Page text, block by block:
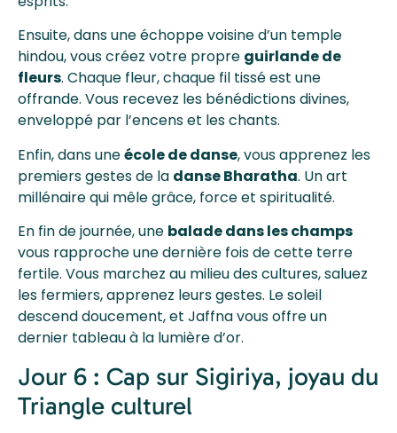
Ensuite, dans une échoppe voisine d’un temple
hindou, vous créez votre propre guirlande de
fleurs. Chaque fleur, chaque fil tissé est une
offrande. Vous recevez les bénédictions divines,
enveloppé par l’encens et les chants.
Enfin, dans uneécole de danse, vous apprenez les
premiers gestes de la danse Bharatha. Un art
millénaire qui mêle grâce, force et spiritualité.
En fin de journée, une balade dans les champs
vous rapproche une dernière fois de cette terre
fertile. Vous marchez au milieu des cultures, saluez
les fermiers, apprenez leurs gestes. Le soleil
descend doucement, et Jaffna vous offre un
dernier tableau à la lumière d’or.
Jour 6 : Cap sur Sigiriya, joyau du
Triangle culturel